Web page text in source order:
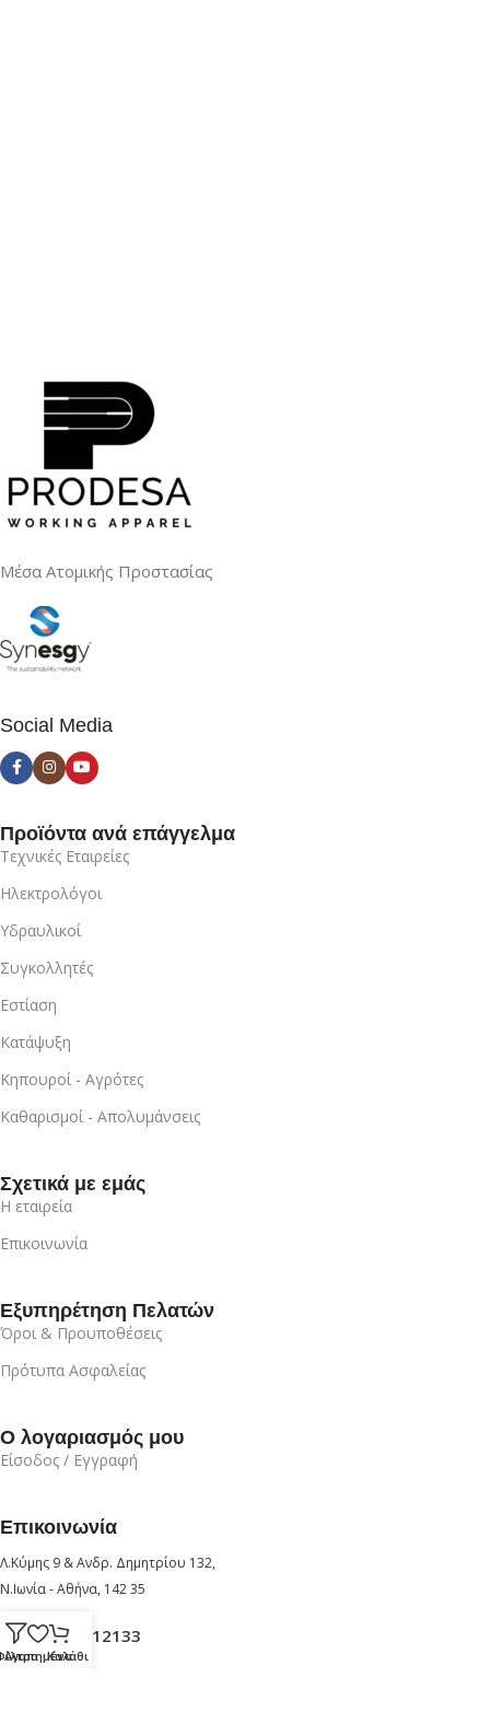
Μέσα Ατομικής Προστασίας
Social Media
Προϊόντα ανά επάγγελμα
Τεχνικές Εταιρείες
Ηλεκτρολόγοι
Υδραυλικοί
Συγκολλητές
Εστίαση
Κατάψυξη
Κηπουροί - Αγρότες
Καθαρισμοί - Απολυμάνσεις
Σχετικά με εμάς
Η εταιρεία
Επικοινωνία
Εξυπηρέτηση Πελατών
Όροι & Προυποθέσεις
Πρότυπα Ασφαλείας
Ο λογαριασμός μου
Είσοδος / Εγγραφή
Επικοινωνία
Λ.Κύμης 9 & Ανδρ. Δημητρίου 132,
Ν.Ιωνία - Αθήνα, 142 35
+30 210 6912133
Αγαπημένα
Καλάθι